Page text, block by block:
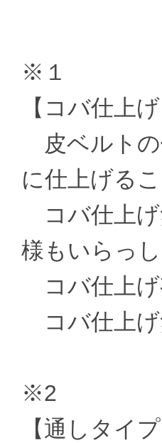
※１
【コバ仕上げ
皮ベルトの
に仕上げるこ
コバ仕上げ
様もいらっし
コバ仕上げ
コバ仕上
※2
【通しタイプ